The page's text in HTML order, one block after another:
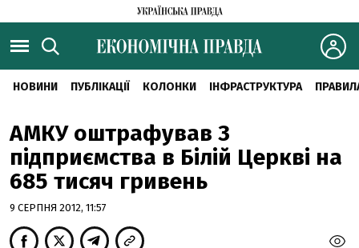
НОВИНИ ПУБЛІКАЦІЇ КОЛОНКИ ІНФРАСТРУКТУРА
АМКУ оштрафував 3
підприємства в Білій Церкві на
685 тисяч гривень
9 СЕРПНЯ 2012, 11:57